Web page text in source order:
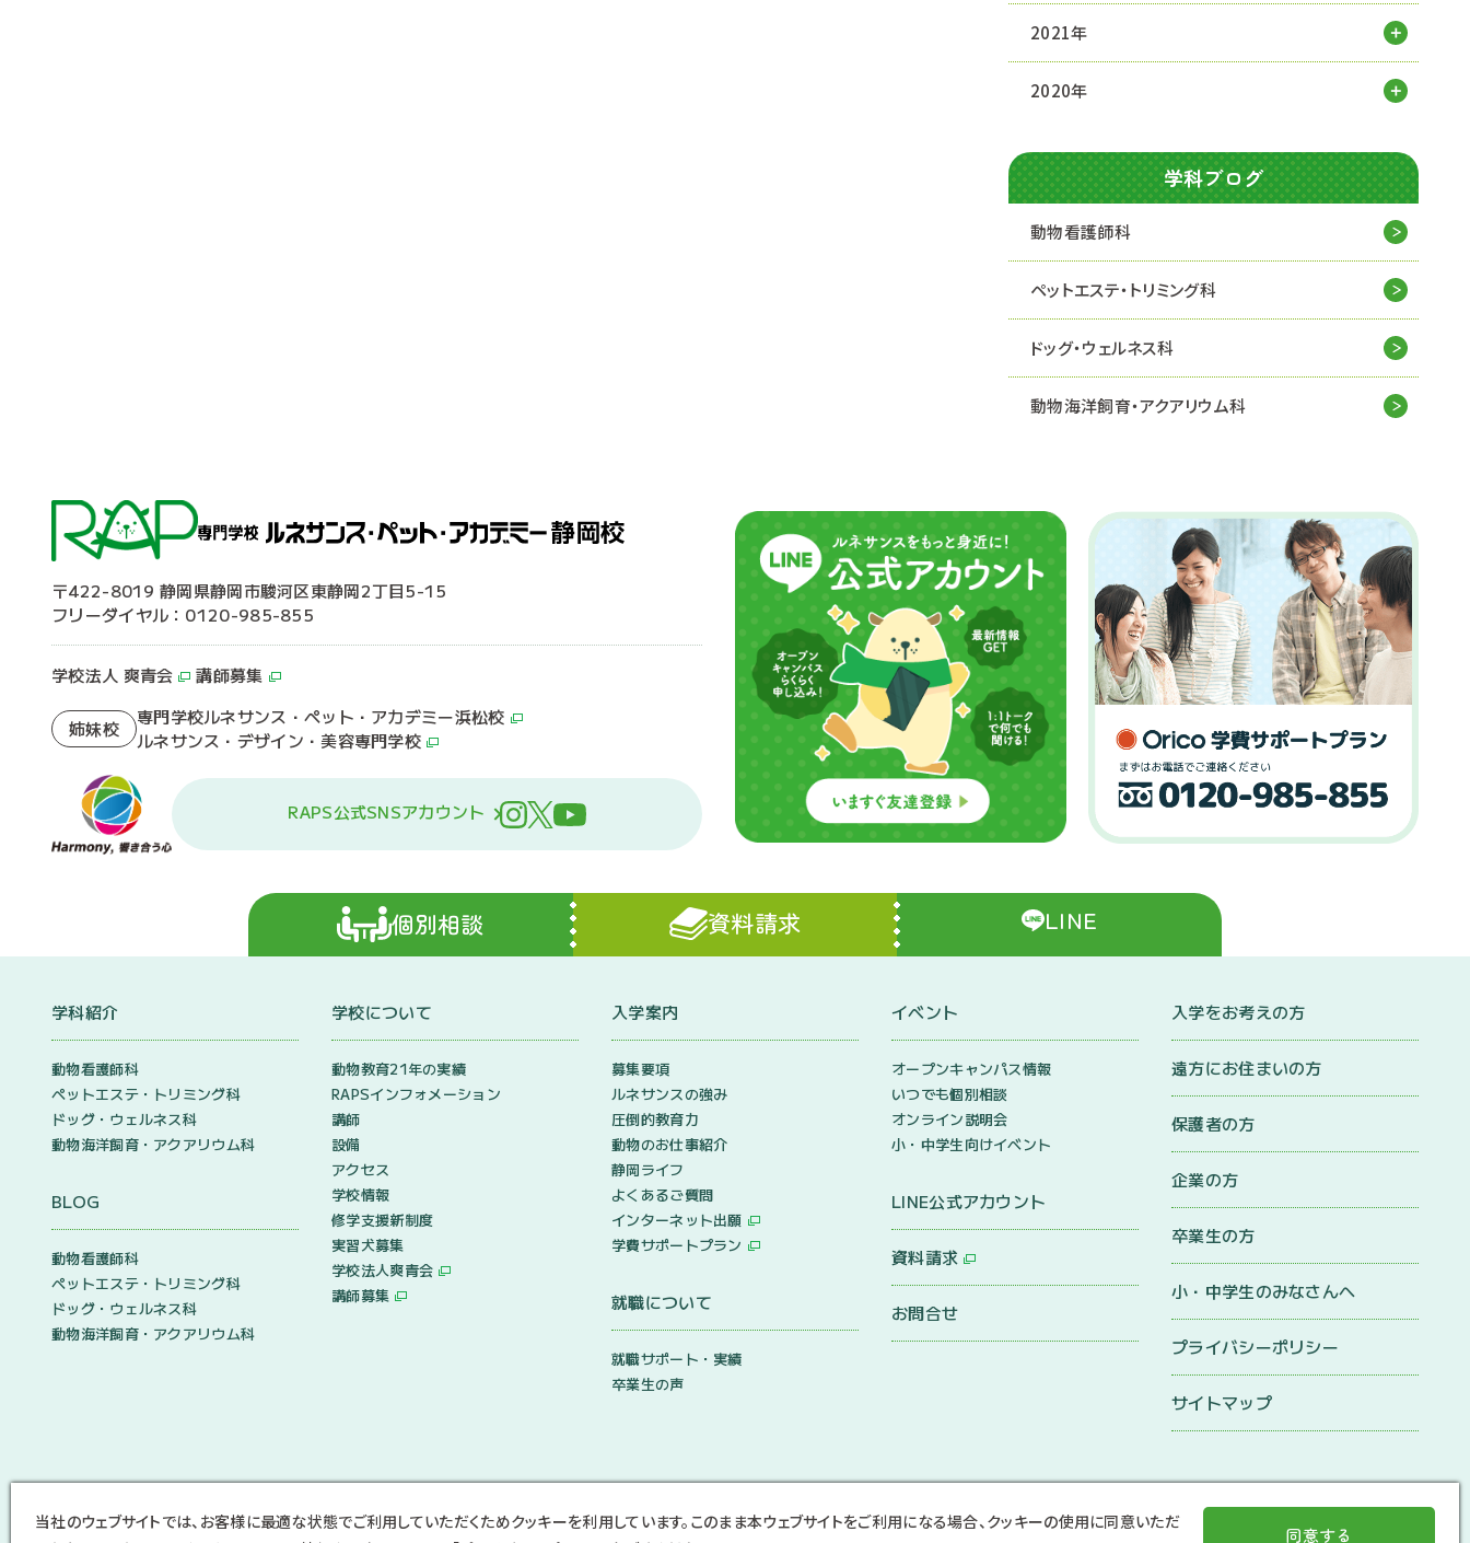
2021年
2020年
学科ブログ
動物看護師科
ペットエステ・トリミング科
ドッグ・ウェルネス科
動物海洋飼育・アクアリウム科
〒422-8019 静岡県静岡市駿河区東静岡2丁目5-15
フリーダイヤル：0120-985-855
学校法人 爽青会 講師募集
姉妹校
専門学校ルネサンス・ペット・アカデミー浜松校
ルネサンス・デザイン・美容専門学校
RAPS公式SNSアカウント
個別相談 資料請求 LINE
学科紹介
動物看護師科
ペットエステ・トリミング科
ドッグ・ウェルネス科
動物海洋飼育・アクアリウム科
BLOG
動物看護師科
ペットエステ・トリミング科
ドッグ・ウェルネス科
動物海洋飼育・アクアリウム科
学校について
動物教育21年の実績
RAPSインフォメーション
講師
設備
アクセス
学校情報
修学支援新制度
実習犬募集
学校法人爽青会
講師募集
入学案内
募集要項
ルネサンスの強み
圧倒的教育力
動物のお仕事紹介
静岡ライフ
よくあるご質問
インターネット出願
学費サポートプラン
就職について
就職サポート・実績
卒業生の声
イベント
オープンキャンパス情報
いつでも個別相談
オンライン説明会
小・中学生向けイベント
LINE公式アカウント
資料請求
お問合せ
入学をお考えの方
遠方にお住まいの方
保護者の方
企業の方
卒業生の方
小・中学生のみなさんへ
プライバシーポリシー
サイトマップ
当社のウェブサイトでは、お客様に最適な状態でご利用していただくためクッキーを利用しています。このまま本ウェブサイトをご利用になる場合、クッキーの使用に同意いただ
同意する